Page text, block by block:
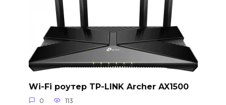
Wi-Fi роутер TP-LINK Archer AX1500
0 113